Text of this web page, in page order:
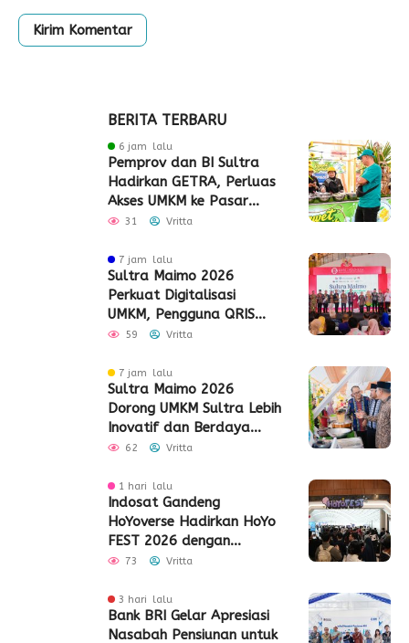
BERITA TERBARU
6 jam lalu
Pemprov dan BI Sultra
Hadirkan GETRA, Perluas
Akses UMKM ke Pasar
Global
31 Vritta
7 jam lalu
Sultra Maimo 2026
Perkuat Digitalisasi
UMKM, Pengguna QRIS
Tembus 350 Ribu
59 Vritta
7 jam lalu
Sultra Maimo 2026
Dorong UMKM Sultra Lebih
Inovatif dan Berdaya
Saing
62 Vritta
1 hari lalu
Indosat Gandeng
HoYoverse Hadirkan HoYo
FEST 2026 dengan
Dukungan 5G
73 Vritta
3 hari lalu
Bank BRI Gelar Apresiasi
Nasabah Pensiunan untuk